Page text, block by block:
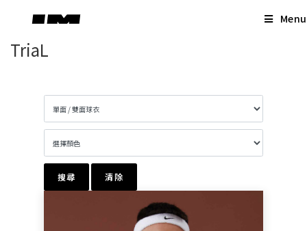
content
Menu
TriaL